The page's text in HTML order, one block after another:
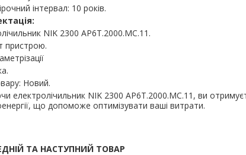
інтервал: 10 років.
NIK 2300 AP6Т.2000.МC.11.
пристрою.
Новий.
електролічильник NIK 2300 AP6Т.2000.МC.11, ви
що допоможе оптимізувати ваші витрати.
ТА НАСТУПНИЙ ТОВАР